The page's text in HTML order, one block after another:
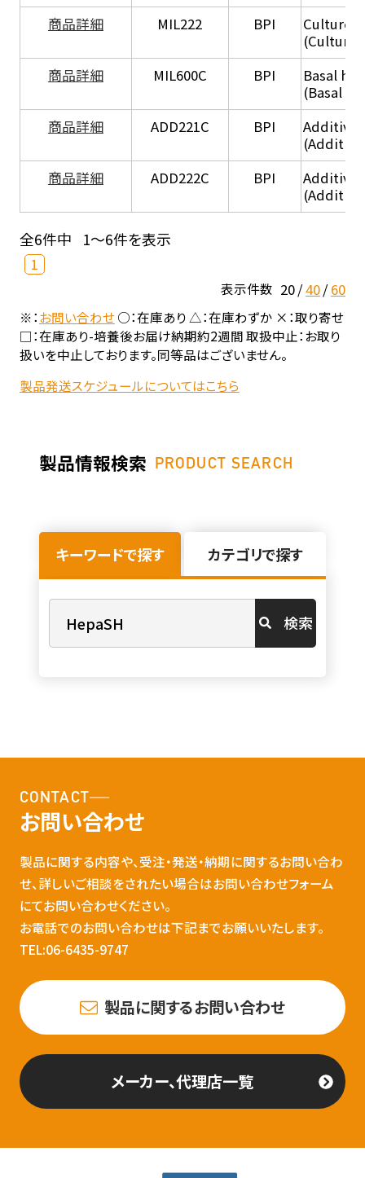
商品詳細
MIL222 BPI
Culture
(Culture
商品詳細
MIL600C BPI
Basal
(Basal
商品詳細
ADD221C BPI
商品詳細
ADD222C BPI
全6件中 1～6件を表示
1
表示件数 20 40 60
※：お問い合わせ○：在庫あり △：在庫わずか ×：取り寄せ
□：在庫あり-培養後お届け納期約2週間 取扱中止：お取り
扱いを中止しております。同等品はございません。
製品発送スケジュールについてはこちら
製品情報検索 PRODUCT SEARCH
キーワードで探す カテゴリで探す
検索
CONTACT
お問い合わせ
製品に関する内容や、受注・発送・納期に関するお問い合わ
せ、詳しいご相談をされたい場合はお問い合わせフォーム
にてお問い合わせください。
お電話でのお問い合わせは下記までお願いいたします。
TEL:06-6435-9747
製品に関するお問い合わせ
メーカー、代理店一覧